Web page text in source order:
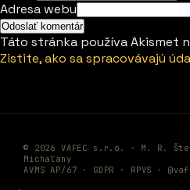
Adresa webu
Táto stránka používa Akismet
Zistite, ako sa spracovávajú
© 2026 VAFEC s.r.o. · M. R.
Michaľany
AVMS AP/67 · GDPR · RPVS ·